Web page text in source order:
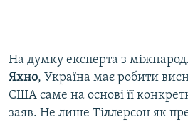
На думку експерта з
Яхно, Україна має робити
США саме на основі її
заяв. Не лише Тіллерсон як